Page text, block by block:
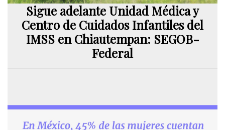
Sigue adelante Unidad Médica y
Centro de Cuidados Infantiles del
IMSS en Chiautempan: SEGOB-
Federal